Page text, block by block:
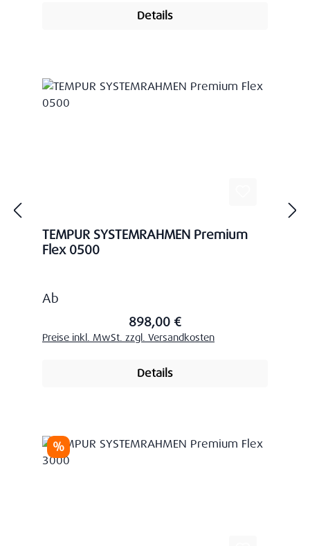
Details
TEMPUR SYSTEMRAHMEN Premium
Flex 0500
Regulärer Preis:
Ab
898,00 €
Preise inkl. MwSt. zzgl. Versandkosten
Details
Rabatt
%